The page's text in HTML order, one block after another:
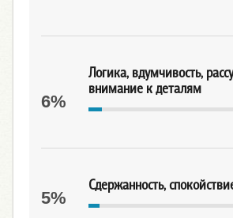
Логика, вдумчивость,
внимание к деталям
6%
Сдержанность,
5%